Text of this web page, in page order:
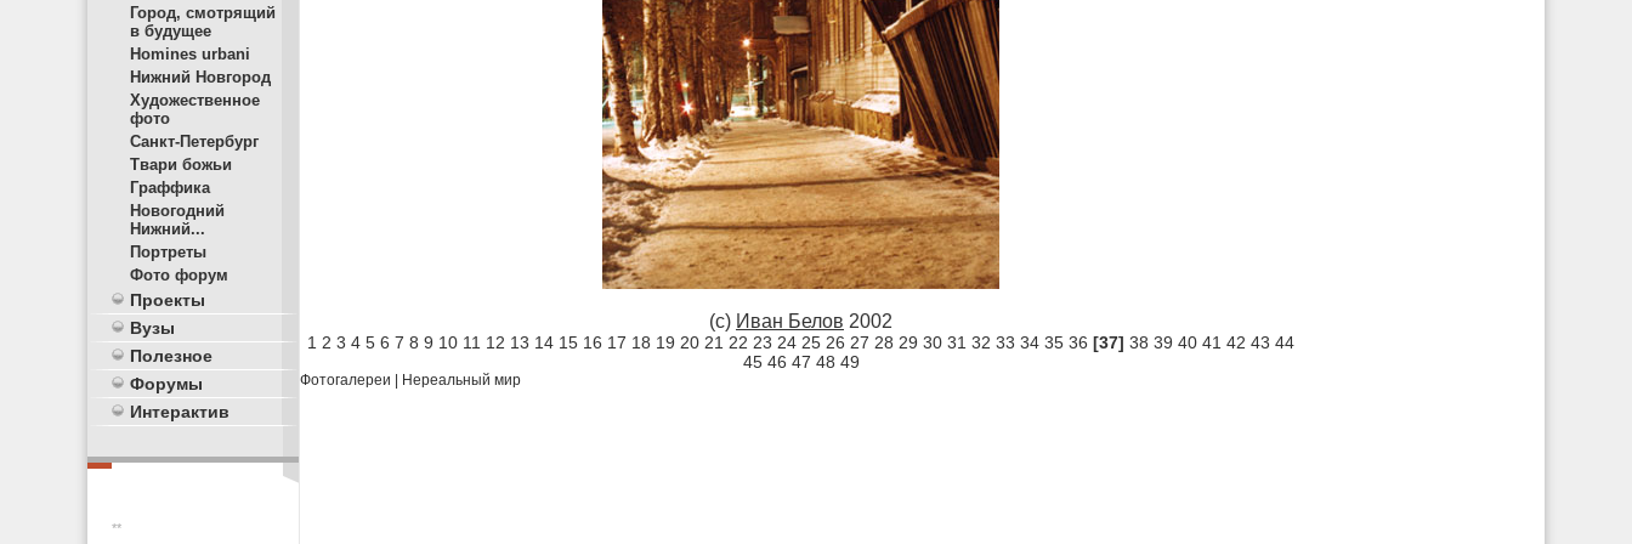
Город, смотрящий
в будущее
Homines urbani
Нижний Новгород
Художественное
фото
Санкт-Петербург
Твари божьи
Граффика
Новогодний
Нижний...
Портреты
Фото форум
Проекты
Вузы
Полезное
Форумы
Интерактив
**
(c) Иван Белов 2002
1 2 3 4 5 6 7 8 9 10 11 12 13 14 15 16 17 18 19 20 21 22 23 24 25 26 27 28 29 30 31 32 33 34 35 36 [37] 38 39 40 41 42 43 44
45 46 47 48 49
Фотогалереи Нереальный мир